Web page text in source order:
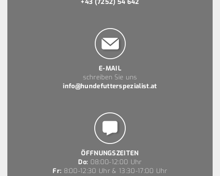
+43 (7252) 54 642
E-MAIL
schreiben Sie uns
info@hundefutterspezialist.at
ÖFFNUNGSZEITEN
Do: 08:00-12:00 Uhr
Fr: 8:00-12:30 Uhr & 13:30-17:00 Uhr